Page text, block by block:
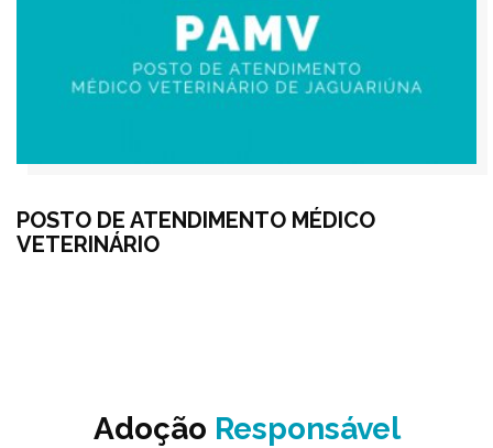
POSTO DE ATENDIMENTO MÉDICO
VETERINÁRIO
Adoção Responsável